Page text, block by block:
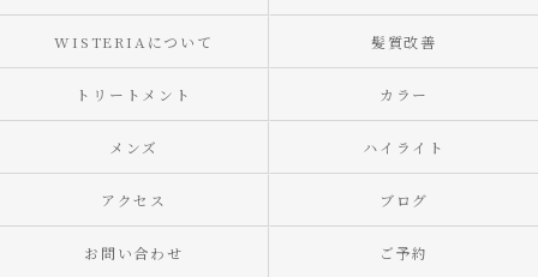
WISTERIAについて 髪質改善
トリートメント カラー
メンズ ハイライト
アクセス ブログ
お問い合わせ ご予約